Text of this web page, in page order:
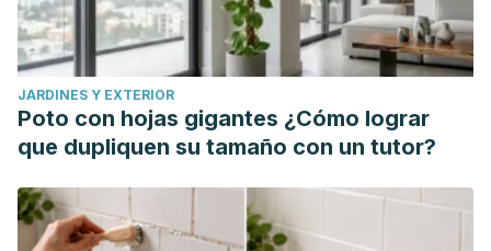
generation: A review of the literature.Florida Public Health
Review
, 9(1), 12.
https://digitalcommons.unf.edu/fphr/vol9/iss1/12/
JARDINES Y EXTERIOR
Poto con hojas gigantes ¿Cómo lograr
que dupliquen su tamaño con un tutor?